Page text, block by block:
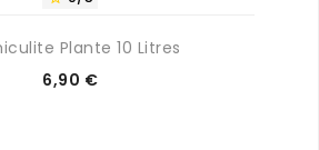
Plante 10 Litres
Prix
6,90 €